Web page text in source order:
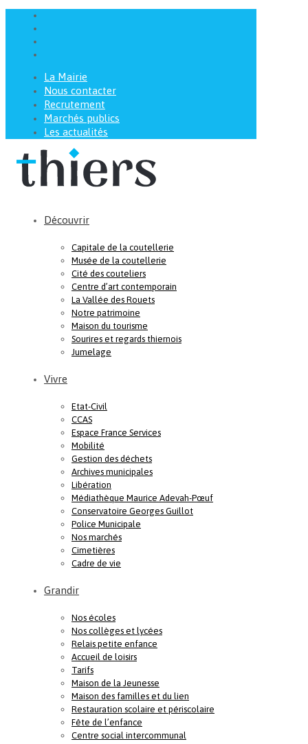
La Mairie
Nous contacter
Recrutement
Marchés publics
Les actualités
Découvrir
Capitale de la coutellerie
Musée de la coutellerie
Cité des couteliers
Centre d’art contemporain
La Vallée des Rouets
Notre patrimoine
Maison du tourisme
Sourires et regards thiernois
Jumelage
Vivre
Etat-Civil
CCAS
Espace France Services
Mobilité
Gestion des déchets
Archives municipales
Libération
Médiathèque Maurice Adevah-Pœuf
Conservatoire Georges Guillot
Police Municipale
Nos marchés
Cimetières
Cadre de vie
Grandir
Nos écoles
Nos collèges et lycées
Relais petite enfance
Accueil de loisirs
Tarifs
Maison de la Jeunesse
Maison des familles et du lien
Restauration scolaire et périscolaire
Fête de l’enfance
Centre social intercommunal